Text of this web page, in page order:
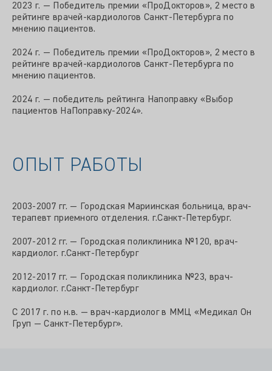
2023 г. — Победитель премии «ПроДокторов», 2 место в
рейтинге врачей-кардиологов Санкт-Петербурга по
мнению пациентов.
2024 г. — Победитель премии «ПроДокторов», 2 место в
рейтинге врачей-кардиологов Санкт-Петербурга по
мнению пациентов.
2024 г. — победитель рейтинга Напоправку «Выбор
пациентов НаПоправку-2024».
ОПЫТ РАБОТЫ
2003-2007 гг. — Городская Мариинская больница, врач-
терапевт приемного отделения. г.Санкт-Петербург.
2007-2012 гг. — Городская поликлиника №120, врач-
кардиолог. г.Санкт-Петербург
2012-2017 гг. — Городская поликлиника №23, врач-
кардиолог. г.Санкт-Петербург
С 2017 г. по н.в. — врач-кардиолог в ММЦ «Медикал Он
Груп — Санкт-Петербург».